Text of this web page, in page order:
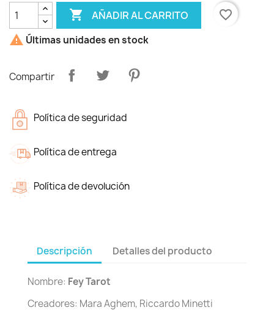
 AÑADIR AL CARRITO
favorite_border
 Últimas unidades en stock
Compartir
Política de seguridad
Política de entrega
Política de devolución
Descripción Detalles del producto
Nombre: Fey Tarot
Creadores: Mara Aghem, Riccardo Minetti